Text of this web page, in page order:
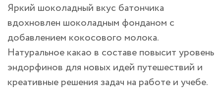
Яркий шоколадный вкус батончика
вдохновлен шоколадным фонданом с
добавлением кокосового молока.
Натуральное какао в составе повысит уровень
эндорфинов для новых идей путешествий и
креативные решения задач на работе и учебе.